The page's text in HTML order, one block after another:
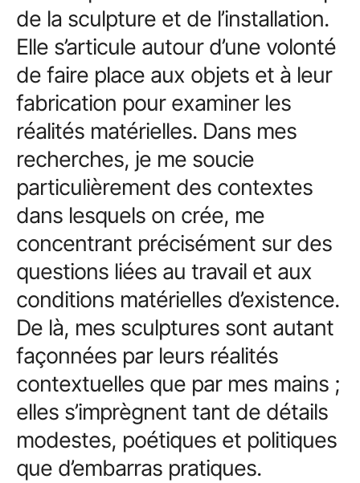
de la sculpture et de l’installation.
Elle s’articule autour d’une volonté
de faire place aux objets et à leur
fabrication pour examiner les
réalités matérielles. Dans mes
recherches, je me soucie
particulièrement des contextes
dans lesquels on crée, me
concentrant précisément sur des
questions liées au travail et aux
conditions matérielles d’existence.
De là, mes sculptures sont autant
façonnées par leurs réalités
contextuelles que par mes mains ;
elles s’imprègnent tant de détails
modestes, poétiques et politiques
que d’embarras pratiques.